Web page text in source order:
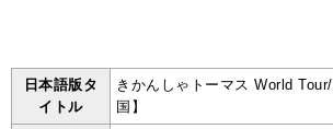
日本語版タ
イトル
きかんしゃトーマス World
国】